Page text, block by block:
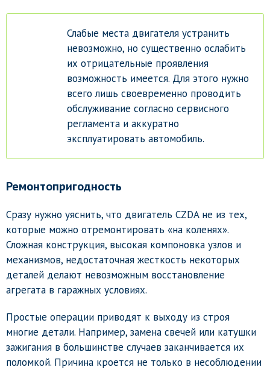
Слабые места двигателя устранить
невозможно, но существенно ослабить
их отрицательные проявления
возможность имеется. Для этого нужно
всего лишь своевременно проводить
обслуживание согласно сервисного
регламента и аккуратно
эксплуатировать автомобиль.
Ремонтопригодность
Сразу нужно уяснить, что двигатель CZDA не из тех,
которые можно отремонтировать «на коленях».
Сложная конструкция, высокая компоновка узлов и
механизмов, недостаточная жесткость некоторых
деталей делают невозможным восстановление
агрегата в гаражных условиях.
Простые операции приводят к выходу из строя
многие детали. Например, замена свечей или катушки
зажигания в большинстве случаев заканчивается их
поломкой. Причина кроется не только в несоблюдении